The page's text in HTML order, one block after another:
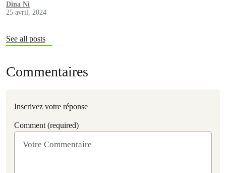
Dina Ni
25 avril, 2024
See all posts
Commentaires
Inscrivez votre réponse
Comment (required)